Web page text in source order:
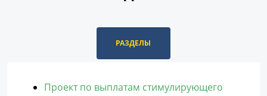
РАЗДЕЛЫ
Проект по выплатам стимулирующего